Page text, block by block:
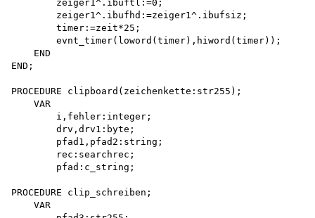
        zeiger1^.ibuftl:=0;
        zeiger1^.ibufhd:=zeiger1^.ibufsiz;
        timer:=zeit*25;
        evnt_timer(loword(timer),hiword(timer));
    END
END;
PROCEDURE clipboard(zeichenkette:str255);
    VAR
        i,fehler:integer;
        drv,drv1:byte;
        pfad1,pfad2:string;
        rec:searchrec;
        pfad:c_string;
PROCEDURE clip_schreiben;
    VAR